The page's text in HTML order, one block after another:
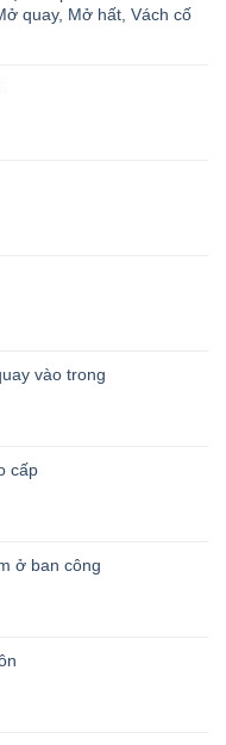
quay, Mở hất, Vách cố
vào trong
cấp
ở ban công